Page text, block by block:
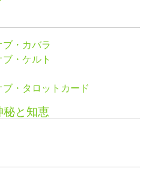
・カバラ
・ケルト
・タロットカード
秘と知恵